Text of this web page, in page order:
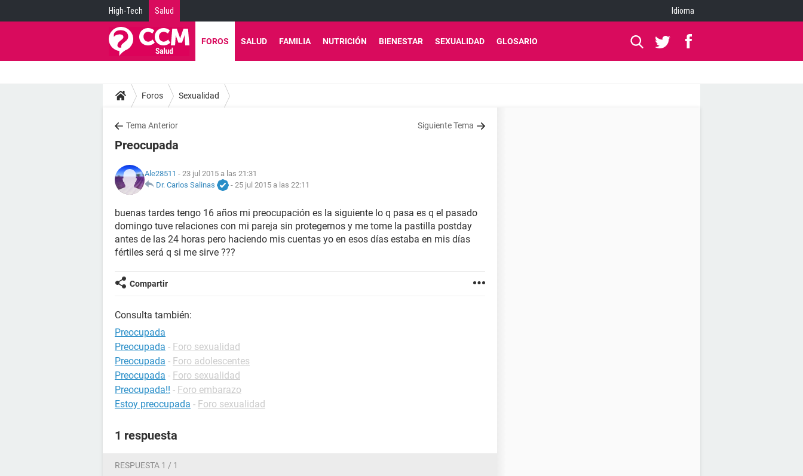
High-Tech Salud Idioma
FOROS SALUD FAMILIA NUTRICIÓN BIENESTAR SEXUALIDAD GLOSARIO
Foros Sexualidad
Tema Anterior Siguiente Tema
Preocupada
Ale28511 - 23 jul 2015 a las 21:31
Dr. Carlos Salinas
- 25 jul 2015 a las 22:11
buenas tardes tengo 16 años mi preocupación es la siguiente lo q pasa es q el pasado
domingo tuve relaciones con mi pareja sin protegernos y me tome la pastilla postday
antes de las 24 horas pero haciendo mis cuentas yo en esos días estaba en mis días
fértiles será q si me sirve ???
Compartir
Consulta también:
Preocupada
Preocupada - Foro sexualidad
Preocupada - Foro adolescentes
Preocupada - Foro sexualidad
Preocupada!! - Foro embarazo
Estoy preocupada - Foro sexualidad
1 respuesta
RESPUESTA 1 / 1